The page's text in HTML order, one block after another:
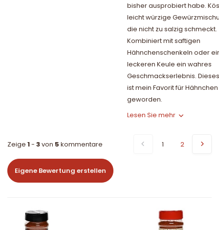
bisher ausprobiert habe.
leicht würzige
die nicht zu salzig schmeckt.
Kombiniert mit saftigen
Hähnchenschenkeln oder
leckeren Keule ein wahres
Geschmackserlebnis.
ist mein Favorit für Hähnchen
geworden.
Lesen Sie mehr
Zeige 1- 3von 5 kommentare 1 2
Eigene Bewertung erstellen